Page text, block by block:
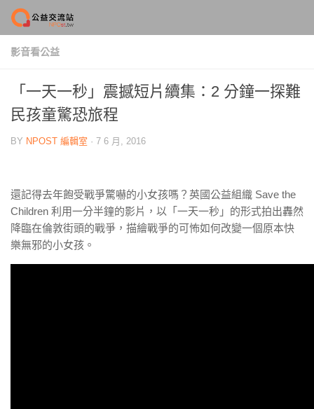
Skip to content
影音看公益
「一天一秒」震撼短片續集：2 分鐘一探難
民孩童驚恐旅程
BY NPOST 編輯室 · 7 6 月, 2016
還記得去年飽受戰爭驚嚇的小女孩嗎？英國公益組織 Save the
Children 利用一分半鐘的影片，以「一天一秒」的形式拍出轟然
降臨在倫敦街頭的戰爭，描繪戰爭的可怖如何改變一個原本快
樂無邪的小女孩。